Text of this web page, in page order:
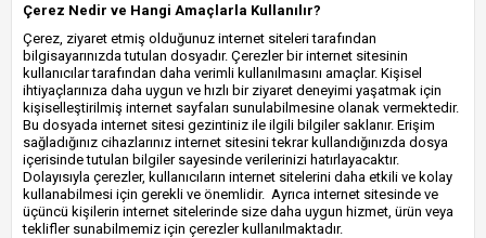
Çerez Nedir ve Hangi Amaçlarla Kullanılır?
Çerez, ziyaret etmiş olduğunuz internet siteleri tarafından
bilgisayarınızda tutulan dosyadır. Çerezler bir internet sitesinin
kullanıcılar tarafından daha verimli kullanılmasını amaçlar. Kişisel
ihtiyaçlarınıza daha uygun ve hızlı bir ziyaret deneyimi yaşatmak için
kişiselleştirilmiş internet sayfaları sunulabilmesine olanak vermektedir.
Bu dosyada internet sitesi gezintiniz ile ilgili bilgiler saklanır. Erişim
sağladığınız cihazlarınız internet sitesini tekrar kullandığınızda dosya
içerisinde tutulan bilgiler sayesinde verilerinizi hatırlayacaktır.
Dolayısıyla çerezler, kullanıcıların internet sitelerini daha etkili ve kolay
kullanabilmesi için gerekli ve önemlidir. Ayrıca internet sitesinde ve
üçüncü kişilerin internet sitelerinde size daha uygun hizmet, ürün veya
teklifler sunabilmemiz için çerezler kullanılmaktadır.